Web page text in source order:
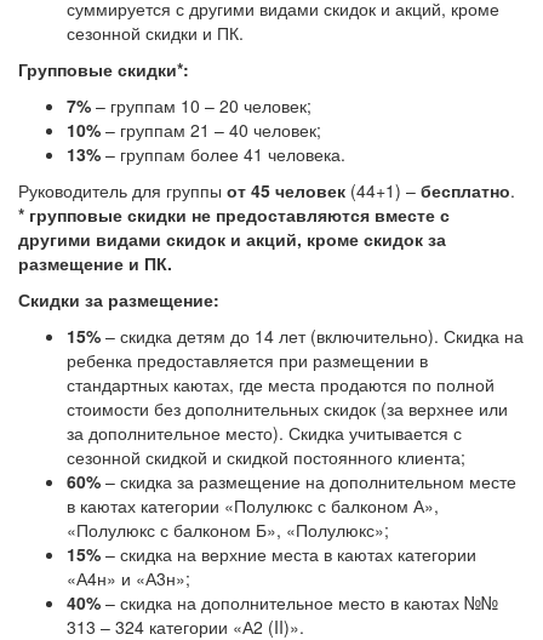
суммируется с другими видами скидок и акций, кроме
сезонной скидки и ПК.
Групповые скидки*:
7% – группам 10 – 20 человек;
10% – группам 21 – 40 человек;
13% – группам более 41 человека.
Руководитель для группы от 45 человек (44+1) – бесплатно.
* групповые скидки не предоставляются вместе с
другими видами скидок и акций, кроме скидок за
размещение и ПК.
Скидки за размещение:
15% – скидка детям до 14 лет (включительно). Скидка на
ребенка предоставляется при размещении в
стандартных каютах, где места продаются по полной
стоимости без дополнительных скидок (за верхнее или
за дополнительное место). Скидка учитывается с
сезонной скидкой и скидкой постоянного клиента;
60% – скидка за размещение на дополнительном месте
в каютах категории «Полулюкс с балконом А»,
«Полулюкс с балконом Б», «Полулюкс»;
15% – скидка на верхние места в каютах категории
«А4н» и «А3н»;
40% – скидка на дополнительное место в каютах №№
313 – 324 категории «А2 (II)».